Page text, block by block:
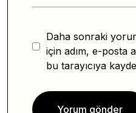
Daha sonraki
için adım, e-posta
bu tarayıcıya